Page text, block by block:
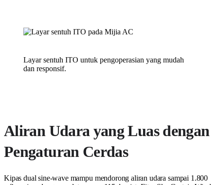
Layar sentuh ITO untuk pengoperasian yang mudah
dan responsif.
Aliran Udara yang Luas dengan
Pengaturan Cerdas
Kipas dual sine-wave mampu mendorong aliran udara sampai 1.800